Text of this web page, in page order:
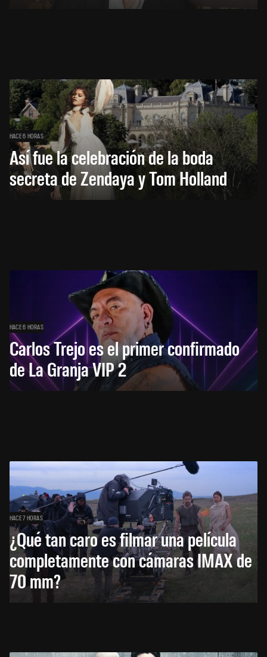
HACE 6 HORAS
Así fue la celebración de la boda
secreta de Zendaya y Tom Holland
HACE 6 HORAS
Carlos Trejo es el primer confirmado
de La Granja VIP 2
HACE 7 HORAS
¿Qué tan caro es filmar una película
completamente con cámaras IMAX de
70 mm?